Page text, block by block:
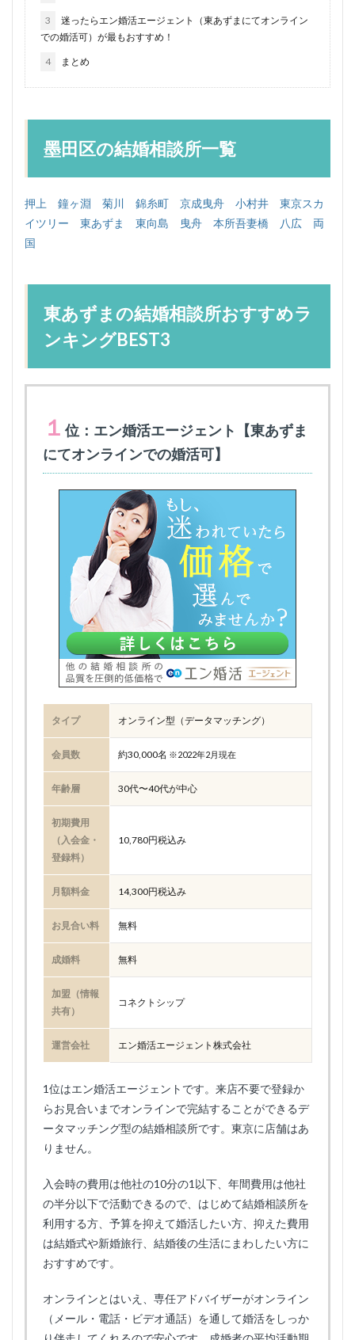
3
迷ったらエン婚活エージェント（東あずまにてオンライン
での婚活可）が最もおすすめ！
4 まとめ
墨田区の結婚相談所一覧
押上 鐘ヶ淵 菊川 錦糸町 京成曳舟 小村井
東京スカ
イツリー
東あずま 東向島 曳舟 本所吾妻橋 八広
両
国
東あずまの結婚相談所おすすめラ
ンキングBEST3
１ 位：エン婚活エージェント【東あずま
にてオンラインでの婚活可】
タイプ オンライン型（データマッチング）
会員数 約30,000名 ※2022年2月現在
年齢層 30代〜40代が中心
初期費用
（入会金・
登録料）
10,780円税込み
月額料金 14,300円税込み
お見合い料 無料
成婚料 無料
加盟（情報
共有）
コネクトシップ
運営会社 エン婚活エージェント株式会社
1位はエン婚活エージェントです。来店不要で登録か
らお見合いまでオンラインで完結することができるデ
ータマッチング型の結婚相談所です。東京に店舗はあ
りません。
入会時の費用は他社の10分の1以下、年間費用は他社
の半分以下で活動できるので、はじめて結婚相談所を
利用する方、予算を抑えて婚活したい方、抑えた費用
は結婚式や新婚旅行、結婚後の生活にまわしたい方に
おすすめです。
オンラインとはいえ、専任アドバイザーがオンライン
（メール・電話・ビデオ通話）を通して婚活をしっか